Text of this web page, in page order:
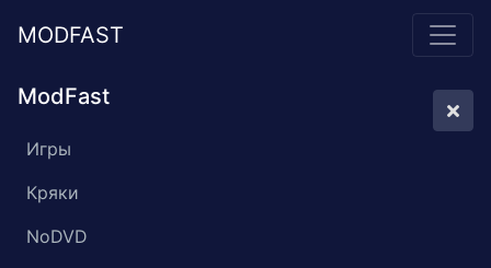
MODFAST
ModFast
Игры
Кряки
NoDVD